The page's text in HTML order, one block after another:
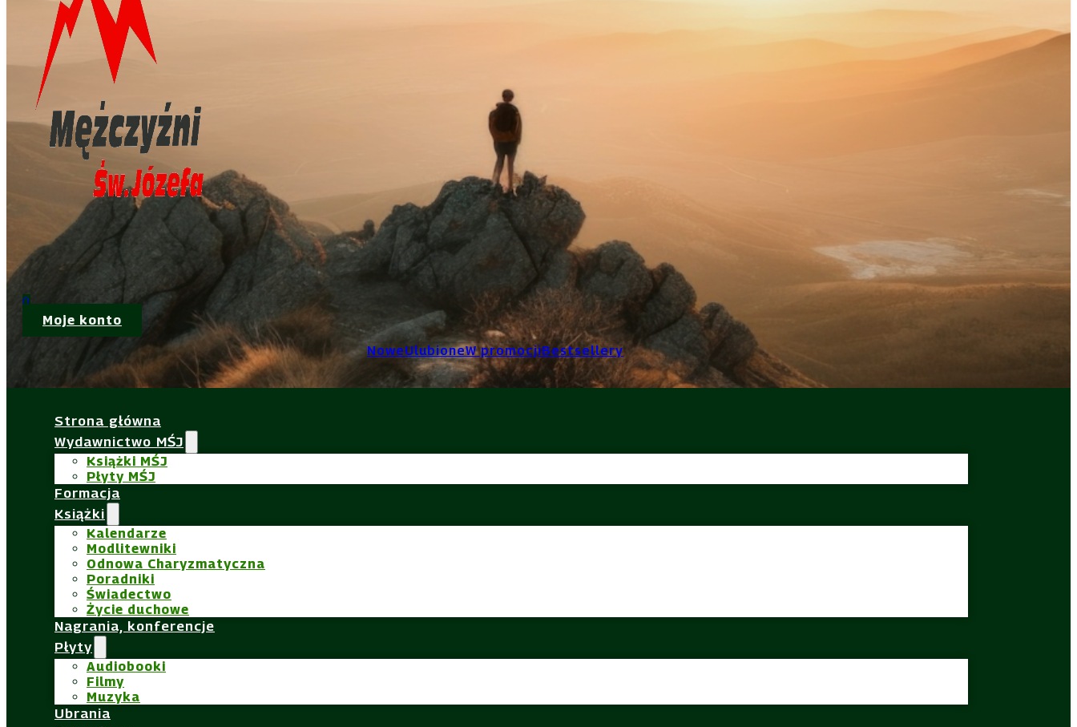
0
Moje konto
NoweUlubioneW promocjiBestsellery
Strona główna
Wydawnictwo MŚJ
Książki MŚJ
Płyty MŚJ
Formacja
Książki
Kalendarze
Modlitewniki
Odnowa Charyzmatyczna
Poradniki
Świadectwo
Życie duchowe
Nagrania, konferencje
Płyty
Audiobooki
Filmy
Muzyka
Ubrania